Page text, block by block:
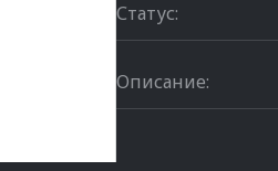
Статус:
Описание: